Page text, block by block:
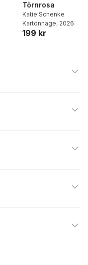
Törnrosa
Katie Schenke
Kartonnage, 2026
199 kr